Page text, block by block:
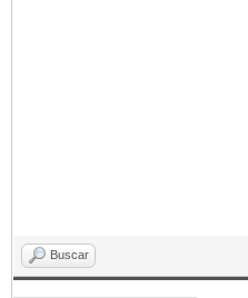
Buscar